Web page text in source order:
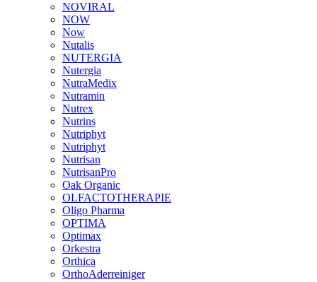
NOVIRAL
NOW
Now
Nutalis
NUTERGIA
Nutergia
NutraMedix
Nutramin
Nutrex
Nutrins
Nutriphyt
Nutriphyt
Nutrisan
NutrisanPro
Oak Organic
OLFACTOTHERAPIE
Oligo Pharma
OPTIMA
Optimax
Orkestra
Orthica
OrthoAderreiniger